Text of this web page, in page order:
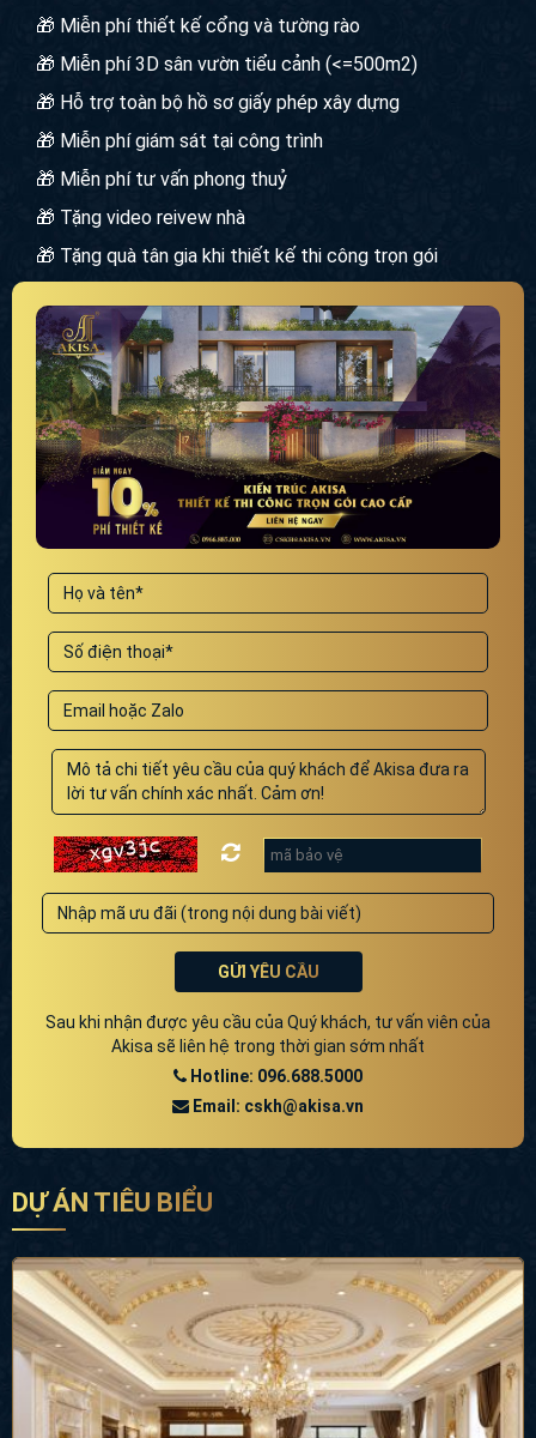
🎁 Miễn phí thiết kế cổng và tường rào
🎁 Miễn phí 3D sân vườn tiểu cảnh (<=500m2)
🎁 Hỗ trợ toàn bộ hồ sơ giấy phép xây dựng
🎁 Miễn phí giám sát tại công trình
🎁 Miễn phí tư vấn phong thuỷ
🎁 Tặng video reivew nhà
🎁 Tặng quà tân gia khi thiết kế thi công trọn gói
GỬI YÊU CẦU
Sau khi nhận được yêu cầu của Quý khách, tư vấn viên của
Akisa sẽ liên hệ trong thời gian sớm nhất
Hotline: 096.688.5000
Email: cskh@akisa.vn
DỰ ÁN TIÊU BIỂU